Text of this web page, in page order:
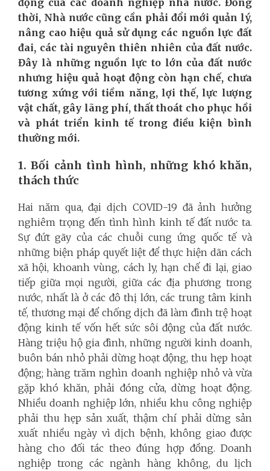
thời, Nhà nước cũng cần phải đổi mới quản lý,
nâng cao hiệu quả sử dụng các nguồn lực đất
đai, các tài nguyên thiên nhiên của đất nước.
Đây là những nguồn lực to lớn của đất nước
nhưng hiệu quả hoạt động còn hạn chế, chưa
tương xứng với tiềm năng, lợi thế, lực lượng
vật chất, gây lãng phí, thất thoát cho phục hồi
và phát triển kinh tế trong điều kiện bình
thường mới.
1. Bối cảnh tình hình, những khó khăn,
thách thức
Hai năm qua, đại dịch COVID-19 đã ảnh hưởng
nghiêm trọng đến tình hình kinh tế đất nước ta.
Sự đứt gãy của các chuỗi cung ứng quốc tế và
những biện pháp quyết liệt để thực hiện dãn cách
xã hội, khoanh vùng, cách ly, hạn chế đi lại, giao
tiếp giữa mọi người, giữa các địa phương trong
nước, nhất là ở các đô thị lớn, các trung tâm kinh
tế, thương mại để chống dịch đã làm đình trệ hoạt
động kinh tế vốn hết sức sôi động của đất nước.
Hàng triệu hộ gia đình, những người kinh doanh,
buôn bán nhỏ phải dừng hoạt động, thu hẹp hoạt
động; hàng trăm nghìn doanh nghiệp nhỏ và vừa
gặp khó khăn, phải đóng cửa, dừng hoạt động.
Nhiều doanh nghiệp lớn, nhiều khu công nghiệp
phải thu hẹp sản xuất, thậm chí phải dừng sản
xuất nhiều ngày vì dịch bệnh, không giao được
hàng cho đối tác theo đúng hợp đồng. Doanh
nghiệp trong các ngành hàng không, du lịch